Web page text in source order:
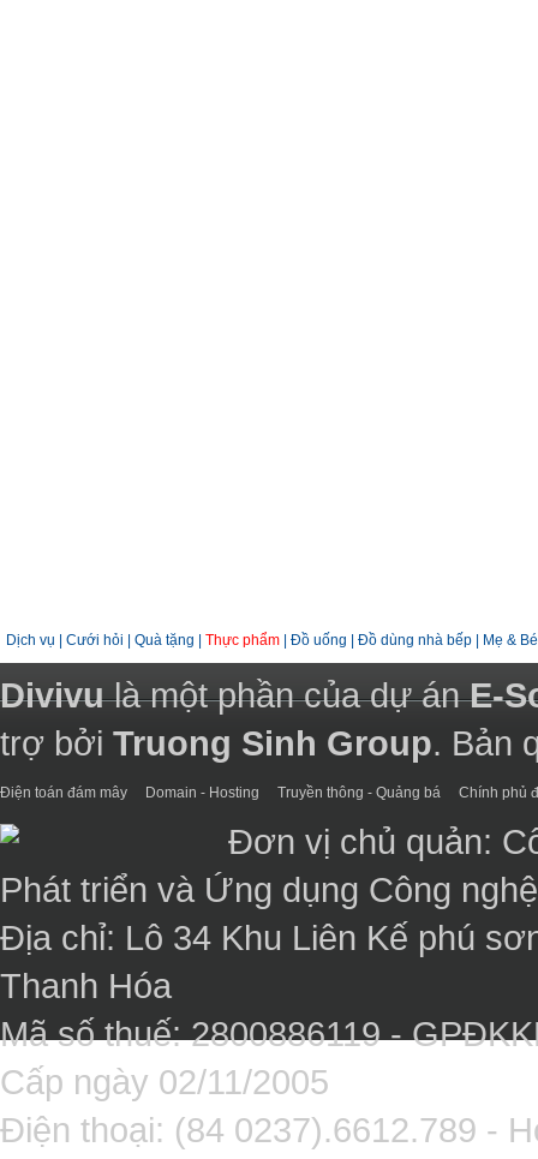
Dịch vụ Cưới hỏi Quà tặng Thực phẩm Đồ uống Đồ dùng nhà bếp Mẹ & Bé
Divivulà một phần của dự ánE-
trợ bởi Truong Sinh Group. Bản
Điện toán đám mây Domain - Hosting Truyền thông - Quảng bá Chính phủ
Đơn vị chủ quản:
Phát triển và Ứng dụng Công
Địa chỉ: Lô 34 Khu Liên Kế phú
Thanh Hóa
Mã số thuế: 2800886119 -
Cấp ngày 02/11/2005
Điện thoại: (84 0237).6612.789 -